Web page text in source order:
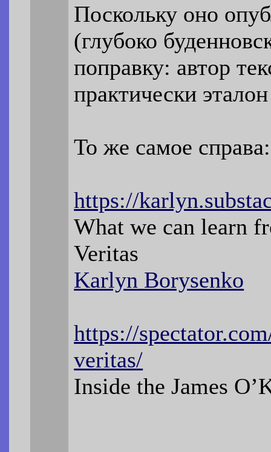
Поскольку оно
(глубоко
поправку: автор
практически
То же самое справа:
https://
What we can learn
Veritas
Karlyn Borysenko
https://
veritas/
Inside the James